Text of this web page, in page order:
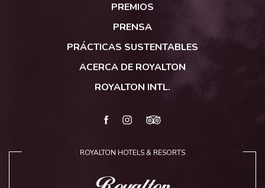
PREMIOS
PRENSA
PRÁCTICAS SUSTENTABLES
ACERCA DE ROYALTON
ROYALTON INTL.
ROYALTON HOTELS & RESORTS